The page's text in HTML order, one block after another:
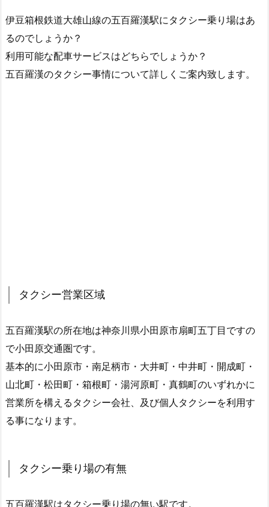
伊豆箱根鉄道大雄山線の五百羅漢駅にタクシー乗り場はあ
るのでしょうか？
利用可能な配車サービスはどちらでしょうか？
五百羅漢のタクシー事情について詳しくご案内致します。
タクシー営業区域
五百羅漢駅の所在地は神奈川県小田原市扇町五丁目ですの
で小田原交通圏です。
基本的に小田原市・南足柄市・大井町・中井町・開成町・
山北町・松田町・箱根町・湯河原町・真鶴町のいずれかに
営業所を構えるタクシー会社、及び個人タクシーを利用す
る事になります。
タクシー乗り場の有無
五百羅漢駅はタクシー乗り場の無い駅です。